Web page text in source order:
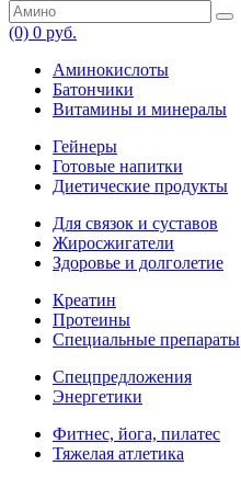
(0) 0 руб.
Аминокислоты
Батончики
Витамины и минералы
Гейнеры
Готовые напитки
Диетические продукты
Для связок и суставов
Жиросжигатели
Здоровье и долголетие
Креатин
Протеины
Специальные препараты
Спецпредложения
Энергетики
Фитнес, йога, пилатес
Тяжелая атлетика